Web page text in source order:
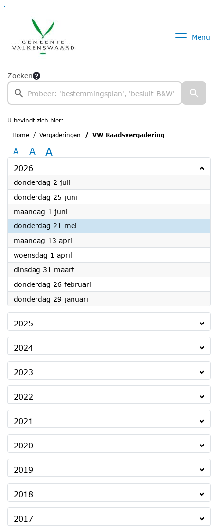
Menu
Zoeken
U bevindt zich hier:
Home
Vergaderingen VW Raadsvergadering
A A A
2026
donderdag 2 juli
donderdag 25 juni
maandag 1 juni
donderdag 21 mei
maandag 13 april
woensdag 1 april
dinsdag 31 maart2026
donderdag 26 februari
donderdag 29 januari
2025
2024
2023
2022
2021
2020
2019
2018
2017